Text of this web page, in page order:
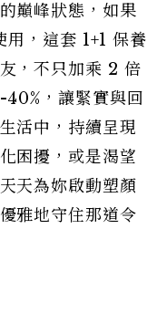
巔峰狀態，如果
，這套 1+1 保養
，不只加乘 2 倍
，讓緊實與回
活中，持續呈現
困擾，或是渴望
天為妳啟動塑顏
雅地守住那道令